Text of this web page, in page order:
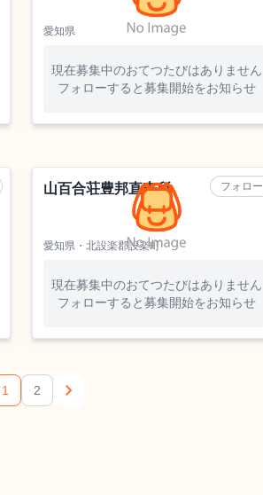
愛知県
現在募集中のおてつたびはありません
フォローすると募集開始をお知らせ
フォロー
山百合荘豊邦直売所
愛知県・北設楽郡設楽町
現在募集中のおてつたびはありません
フォローすると募集開始をお知らせ
1 2 chevron_right